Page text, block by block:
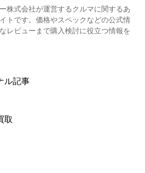
株式会社が運営するクルマに関するあ
トです。価格やスペックなどの公式情
レビューまで購入検討に役立つ情報を
ル記事
取